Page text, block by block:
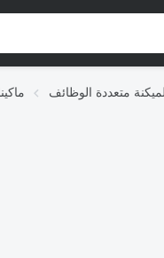
متعددة الوظائف